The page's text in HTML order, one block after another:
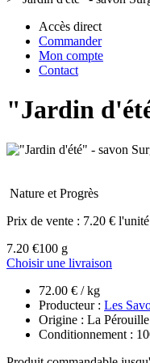
Accès direct
Commander
Mon compte
Contact
"Jardin
Nature et Progrès
Prix de vente : 7.20 € l'unité
7.20 €100 g
Choisir une livraison
72.00 € / kg
Producteur : Les
Origine : La Pérouille
Conditionnement :